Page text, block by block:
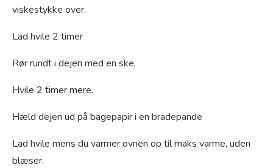
viskestykke over.
Lad hvile 2 timer
Rør rundt i dejen med en ske,
Hvile 2 timer mere.
Hæld dejen ud på bagepapir i en bradepande
Lad hvile mens du varmer ovnen op til maks varme, uden
blæser.